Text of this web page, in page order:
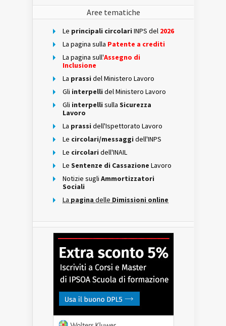
Aree tematiche
Le principali circolari INPS del 2026
La pagina sulla Patente a crediti
La pagina sull'Assegno di
Inclusione
La prassi del Ministero Lavoro
Gli interpelli del Ministero Lavoro
Gli interpelli sulla Sicurezza
Lavoro
La prassi dell'Ispettorato Lavoro
Le circolari/messaggi dell'INPS
Le circolari dell'INAIL
Le Sentenze di Cassazione Lavoro
Notizie sugli Ammortizzatori
Sociali
La pagina delle Dimissioni online